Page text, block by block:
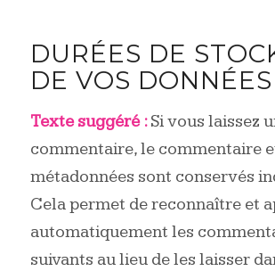
DURÉES DE
DE VOS DONNÉES
Texte suggéré :Si vous laissez
commentaire, le commentaire
métadonnées sont conservés
Cela permet de reconnaître et
automatiquement les
suivants au lieu de les laisser